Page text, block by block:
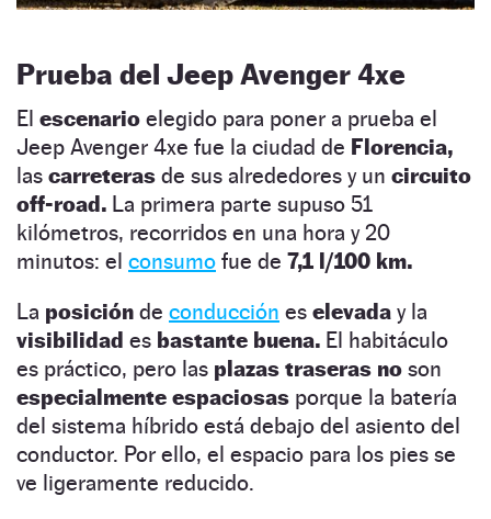
Prueba del Jeep Avenger 4xe
El escenario elegido para poner a prueba el
Jeep Avenger 4xe fue la ciudad de Florencia,
las carreteras de sus alrededores y un circuito
off-road. La primera parte supuso 51
kilómetros, recorridos en una hora y 20
minutos: el consumo fue de 7,1 l/100 km.
La posición de conducción es elevada y la
visibilidad es bastante buena. El habitáculo
es práctico, pero las plazas traseras no son
especialmente espaciosas porque la batería
del sistema híbrido está debajo del asiento del
conductor. Por ello, el espacio para los pies se
ve ligeramente reducido.